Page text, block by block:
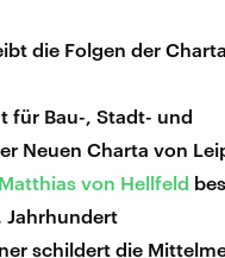
die Folgen der
für Bau-, Stadt- und
Neuen Charta von
Matthias von Hellfeld
Jahrhundert
schildert die